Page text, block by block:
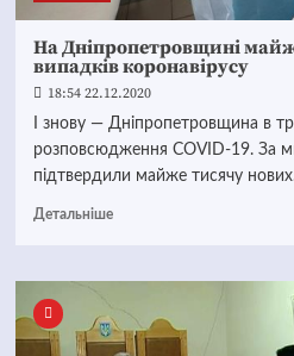
На Дніпропетровщині
випадків коронавірусу
18:54 22.12.2020
І знову — Дніпропетровщина в
розповсюдження COVID-19. За
підтвердили майже тисячу
Детальніше